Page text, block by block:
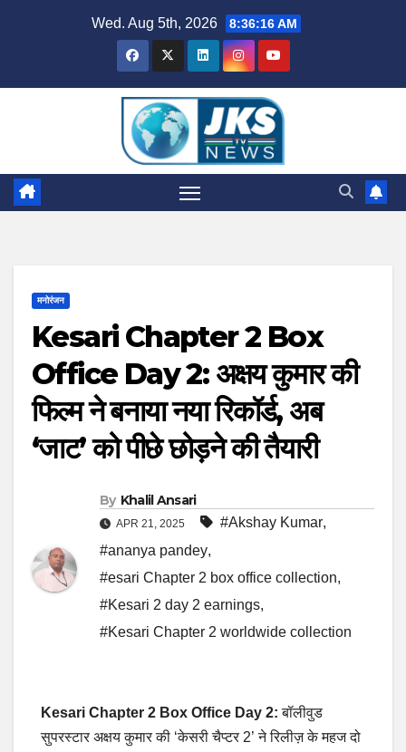
Wed. Aug 5th, 2026 8:36:17 AM
मनोरंजन
Kesari Chapter 2 Box
Office Day 2: अक्षय कुमार की
फिल्म ने बनाया नया रिकॉर्ड, अब
‘जाट’ को पीछे छोड़ने की तैयारी
By Khalil Ansari
APR 21, 2025 #Akshay Kumar,
#ananya pandey,
#esari Chapter 2 box office collection,
#Kesari 2 day 2 earnings,
#Kesari Chapter 2 worldwide collection
Kesari Chapter 2 Box Office Day 2: बॉलीवुड
सुपरस्टार अक्षय कुमार की ‘केसरी चैप्टर 2’ ने रिलीज़ के महज दो